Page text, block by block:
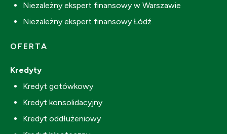
Niezależny ekspert finansowy w Warszawie
Niezależny ekspert finansowy Łódź
OFERTA
Kredyty
Kredyt gotówkowy
Kredyt konsolidacyjny
Kredyt oddłużeniowy